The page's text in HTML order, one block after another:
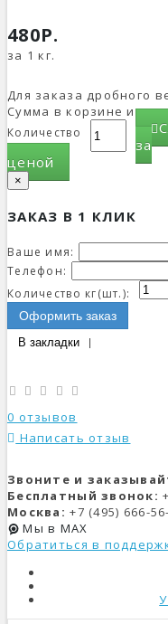
480Р.
за 1 кг.
Для заказа дробного
Сумма в корзине
Количество
за
ценой
×
ЗАКАЗ В 1 КЛИК
Ваше имя:
Телефон:
Количество кг(шт.):
Оформить заказ
В закладки
0 отзывов
Написать отзыв
Звоните и
Бесплатный звонок:
Москва: +7 (495) 666-
Мы в MAX
Обратиться в